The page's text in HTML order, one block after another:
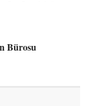
Bürosu